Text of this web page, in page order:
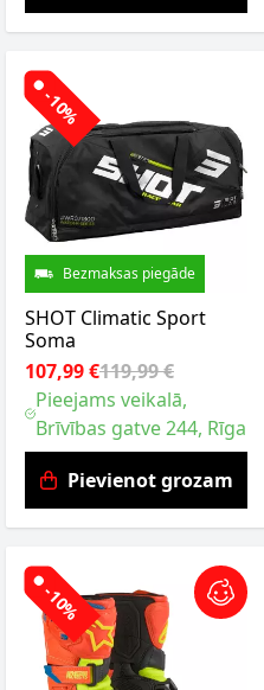
-10%
Bezmaksas piegāde
SHOT Climatic Sport
Soma
107,99 €119,99 €
Pieejams veikalā,
Brīvības gatve 244, Rīga
Pievienot grozam
-10%